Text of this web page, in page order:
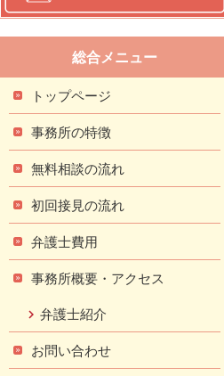
総合メニュー
トップページ
事務所の特徴
無料相談の流れ
初回接見の流れ
弁護士費用
事務所概要・アクセス
弁護士紹介
お問い合わせ